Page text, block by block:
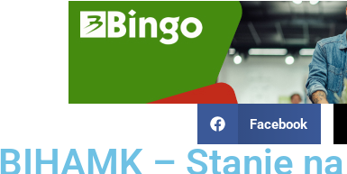
Facebook
BIHAMK – Stanje